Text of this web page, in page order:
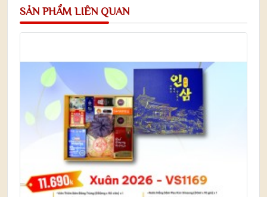
SẢN PHẨM LIÊN QUAN